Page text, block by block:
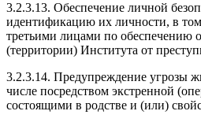
3.2.3.13. Обеспечение личной
идентификацию их личности, в
третьими лицами по обеспечению
(территории) Института от
3.2.3.14. Предупреждение угрозы
числе посредством экстренной
состоящими в родстве и (или)